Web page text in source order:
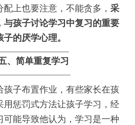
上也要注意，不能贪多， 采
与孩子讨论学习中复习的重要
的厌学心理。
、 简单重复学习
子布置作业，有些家长在孩
用惩罚式方法让孩子学习，经
能导致他认为，学习是一种